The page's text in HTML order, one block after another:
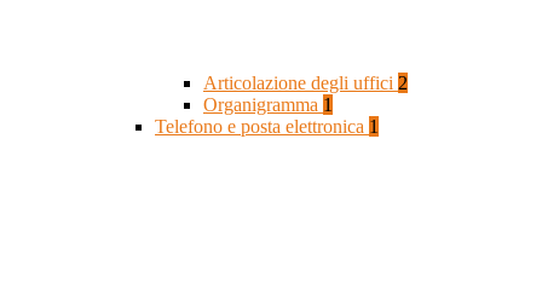
Articolazione degli uffici 2
Organigramma 1
Telefono e posta elettronica 1